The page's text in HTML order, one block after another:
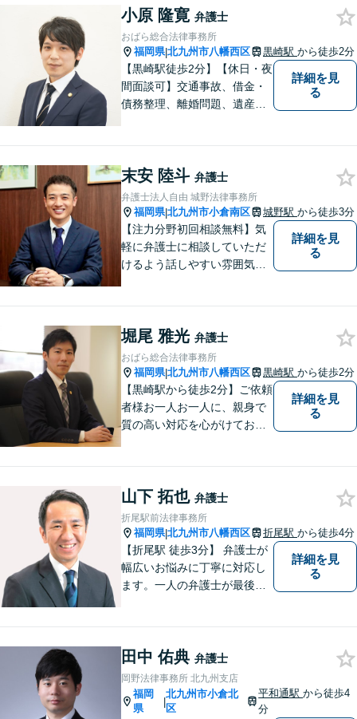
のご相談はお任せください
【夜間・休日対応可】M&A、
株式発行も対応【小倉駅3分】
小原 隆寛 弁護士
おばら総合法律事務所
福岡県|北九州市八幡西区 黒崎駅 から徒歩2分
【黒崎駅徒歩2分】【休日・夜
間面談可】交通事故、借金・
債務整理、離婚問題、遺産相
と弁護士に相談してもいいの
かな」と思わず、遠慮なくご
相談ください。
詳細を見
る
末安 陸斗 弁護士
弁護士法人自由 城野法律事務所
福岡県|北九州市小倉南区 城野駅 から徒歩3分
【注力分野初回相談無料】気
軽に弁護士に相談していただ
けるよう話しやすい雰囲気を
ば、些細なことでもお気軽に
お問い合わせください。
詳細を見
る
堀尾 雅光 弁護士
おばら総合法律事務所
福岡県|北九州市八幡西区 黒崎駅 から徒歩2分
【黒崎駅から徒歩2分】ご依頼
者様お一人お一人に、親身で
質の高い対応を心がけており
応可能。英語での法律相談・
英文契約書の作成・チェック
も対応可能です。
詳細を見
る
山下 拓也 弁護士
折尾駅前法律事務所
福岡県|北九州市八幡西区 折尾駅 から徒歩4分
【折尾駅 徒歩3分】 弁護士が
幅広いお悩みに丁寧に対応し
ます。一人の弁護士が最後ま
です。【丁寧な対応】
詳細を見
る
田中 佑典 弁護士
岡野法律事務所 北九州支店
福岡
県
|
北九州市小倉北
区
平和通駅から徒歩4
分